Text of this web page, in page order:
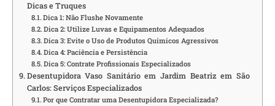
Dicas e Truques
Dica 1: Não Flushe Novamente
Dica 2: Utilize Luvas e Equipamentos Adequados
Dica 3: Evite o Uso de Produtos Químicos Agressivos
Dica 4: Paciência e Persistência
Dica 5: Contrate Profissionais Especializados
Desentupidora Vaso Sanitário em Jardim Beatriz em São
Carlos: Serviços Especializados
Por que Contratar uma Desentupidora Especializada?